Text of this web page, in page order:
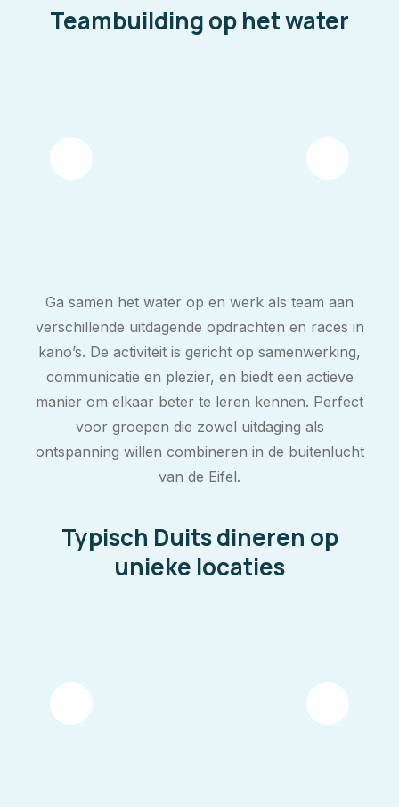
Teambuilding op het water
Ga samen het water op en werk als team aan
verschillende uitdagende opdrachten en races in
kano’s. De activiteit is gericht op samenwerking,
communicatie en plezier, en biedt een actieve
manier om elkaar beter te leren kennen. Perfect
voor groepen die zowel uitdaging als
ontspanning willen combineren in de buitenlucht
van de Eifel.
Typisch Duits dineren op
unieke locaties